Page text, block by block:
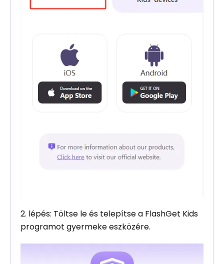
2. lépés: Töltse le és telepítse a FlashGet Kids
programot gyermeke eszközére.